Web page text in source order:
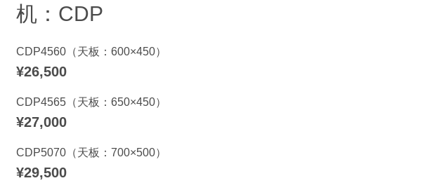
机：CDP
CDP4560（天板：600×450）
¥26,500
CDP4565（天板：650×450）
¥27,000
CDP5070（天板：700×500）
¥29,500